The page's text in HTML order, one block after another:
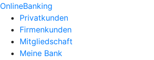
OnlineBanking
Privatkunden
Firmenkunden
Mitgliedschaft
Meine Bank